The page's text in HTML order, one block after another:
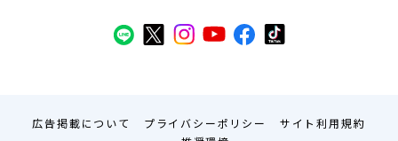
広告掲載について プライバシーポリシー
サイト利用規約